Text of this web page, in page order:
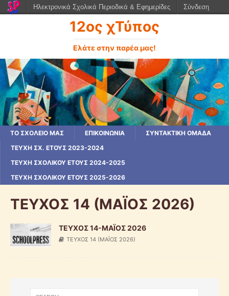
12ος χΤύπος
Ελάτε στην παρέα μας!
ΤΟ ΣΧΟΛΕΙΟ ΜΑΣ ΕΠΙΚΟΙΝΩΝΙΑ
ΣΥΝΤΑΚΤΙΚΗ ΟΜΑΔΑ
ΤΕΎΧΗ ΣΧ. ΈΤΟΥΣ 2023-2024
ΤΕΎΧΗ ΣΧΟΛΙΚΟΎ ΈΤΟΥΣ 2024-2025
ΤΕΥΧΗ ΣΧΟΛΙΚΟΥ ΕΤΟΥΣ 2025-2026
ΤΕΥΧΟΣ 14 (ΜΑΪΟΣ 2026)
ΤΕΥΧΟΣ 14-ΜΑΪΟΣ 2026
ΤΕΥΧΟΣ 14 (ΜΑΪΟΣ 2026)
Ηλεκτρονικά Σχολικά Περιοδικά & Εφημερίδες Σύνδεση